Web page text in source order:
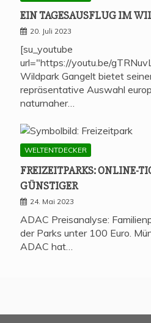
EIN TAGES­AUS­FLUG IM
20. Juli 2023
[su_youtube
url="https://youtu.be/
Wildpark Gangelt bietet
repräsentative Auswahl
naturnaher…
WELTENTDECKER
FREI­ZEIT­PARKS: ONLINE-
GÜNSTIGER
24. Mai 2023
ADAC Preisanalyse:
der Parks unter 100 Euro.
ADAC hat…